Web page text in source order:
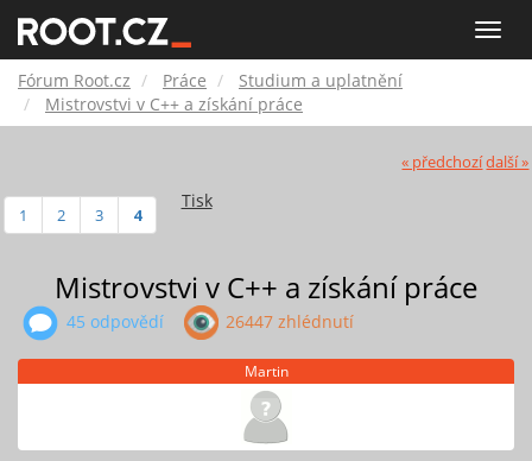
Toggle
Root.cz
Fórum Root.cz Práce
Studium a uplatnění
Mistrovstvi v C++ a získání práce
« předchozídalší »
Tisk
1 2 3 4
Mistrovstvi v C++ a získání práce
45 odpovědí 26447 zhlédnutí
Martin